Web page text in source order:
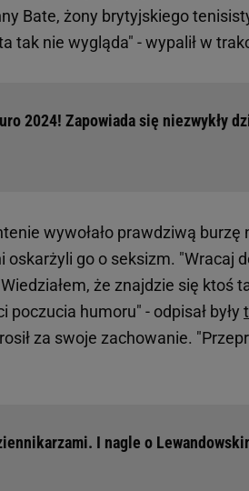
Bate, żony brytyjskiego
tak nie wygląda" - wypalił w
2024! Zapowiada się niezwykły
wywołało prawdziwą
oskarżyli go o seksizm. "Wracaj
że znajdzie się ktoś
poczucia humoru" - odpisał były
za swoje zachowanie.
I nagle o